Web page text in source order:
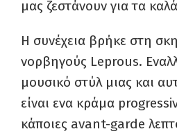
μας ζεστάνουν για τα
Η συνέχεια βρήκε στη
νορβηγούς Leprous.
μουσικό στύλ μιας και
είναι ενα κράμα
κάποιες avant-garde